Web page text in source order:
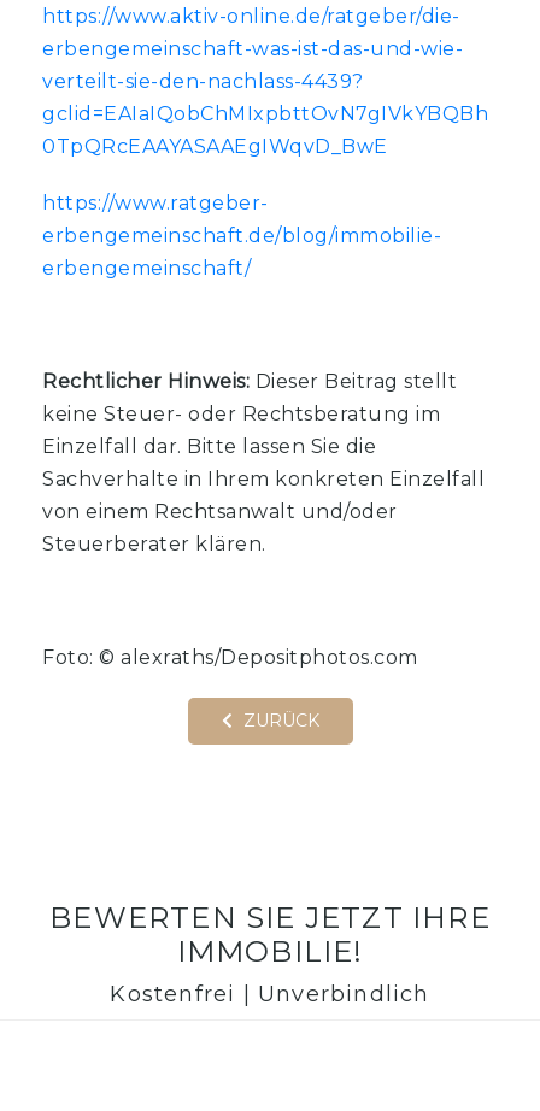
https://www.aktiv-online.de/ratgeber/die-
erbengemeinschaft-was-ist-das-und-wie-
verteilt-sie-den-nachlass-4439?
gclid=EAIaIQobChMIxpbttOvN7gIVkYBQBh
0TpQRcEAAYASAAEgIWqvD_BwE
https://www.ratgeber-
erbengemeinschaft.de/blog/immobilie-
erbengemeinschaft/
Rechtlicher Hinweis: Dieser Beitrag stellt
keine Steuer- oder Rechtsberatung im
Einzelfall dar. Bitte lassen Sie die
Sachverhalte in Ihrem konkreten Einzelfall
von einem Rechtsanwalt und/oder
Steuerberater klären.
Foto: © alexraths/Depositphotos.com
ZURÜCK
BEWERTEN SIE JETZT IHRE
IMMOBILIE!
Kostenfrei | Unverbindlich